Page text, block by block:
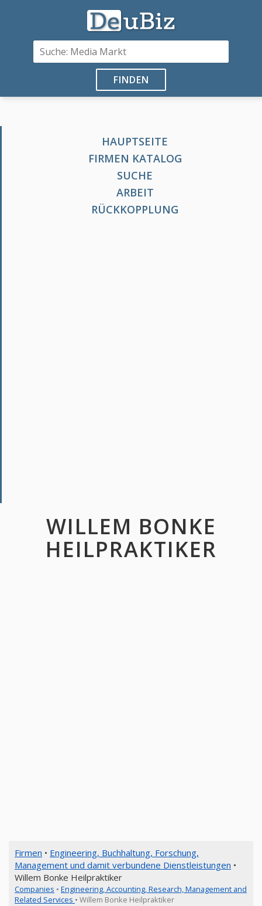
FINDEN
HAUPTSEITE
FIRMEN KATALOG
SUCHE
ARBEIT
RÜCKKOPPLUNG
WILLEM BONKE
HEILPRAKTIKER
Firmen • Engineering, Buchhaltung, Forschung,
Management und damit verbundene Dienstleistungen •
Willem Bonke Heilpraktiker
Companies • Engineering, Accounting, Research, Management and
Related Services • Willem Bonke Heilpraktiker